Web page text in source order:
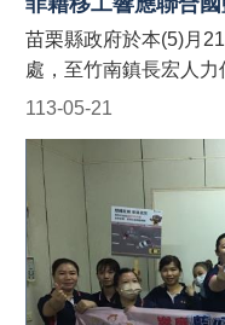
被
害
保
護
音
專
區
法
113-05-21
苗栗縣政府於本(5)月
處，至竹南鎮長宏人
移工宣導「聯合國藍心
心，即是防制人口販
各地的防制人口販運
社團或私人機構的資源
口販運案件檢舉及被
部：1955外籍勞工及
中、英、越、印、泰